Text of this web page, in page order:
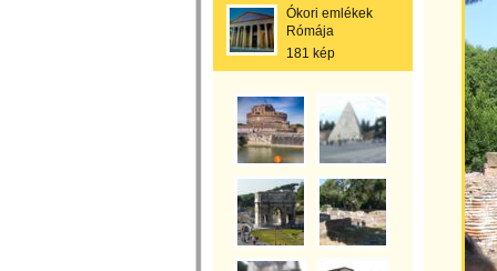
Ókori emlékek
Rómája
181 kép